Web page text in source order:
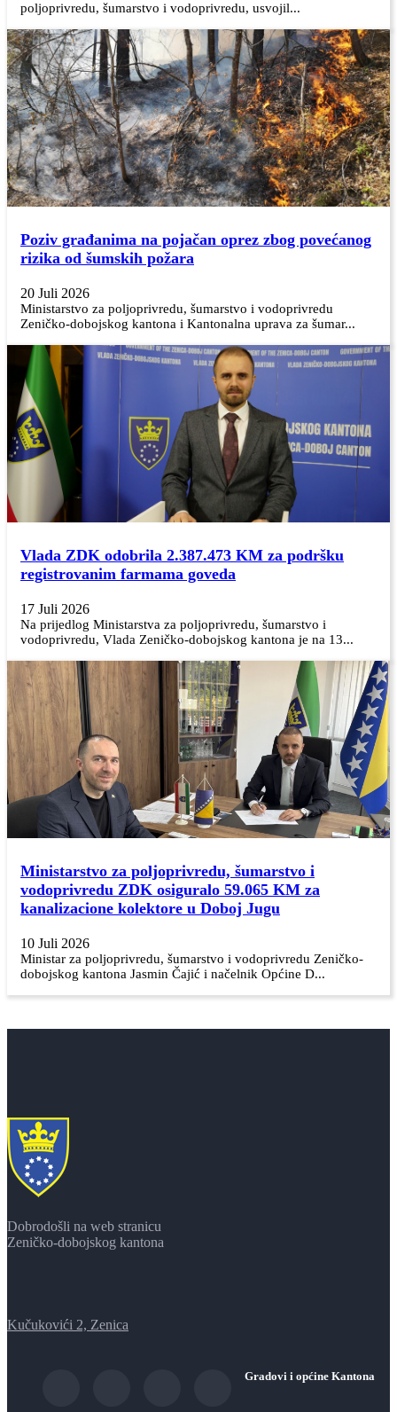
poljoprivredu, šumarstvo i vodoprivredu, usvojil...
Poziv građanima na pojačan oprez zbog povećanog
rizika od šumskih požara
20 Juli 2026
Ministarstvo za poljoprivredu, šumarstvo i vodoprivredu
Zeničko-dobojskog kantona i Kantonalna uprava za šumar...
Vlada ZDK odobrila 2.387.473 KM za podršku
registrovanim farmama goveda
17 Juli 2026
Na prijedlog Ministarstva za poljoprivredu, šumarstvo i
vodoprivredu, Vlada Zeničko-dobojskog kantona je na 13...
Ministarstvo za poljoprivredu, šumarstvo i
vodoprivredu ZDK osiguralo 59.065 KM za
kanalizacione kolektore u Doboj Jugu
10 Juli 2026
Ministar za poljoprivredu, šumarstvo i vodoprivredu Zeničko-
dobojskog kantona Jasmin Čajić i načelnik Općine D...
Dobrodošli na web stranicu
Zeničko-dobojskog kantona
Kučukovići 2, Zenica
Gradovi i općine Kantona